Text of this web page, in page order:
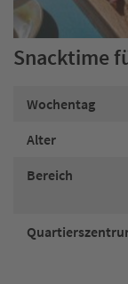
Snacktime
Wochentag
Alter
Bereich